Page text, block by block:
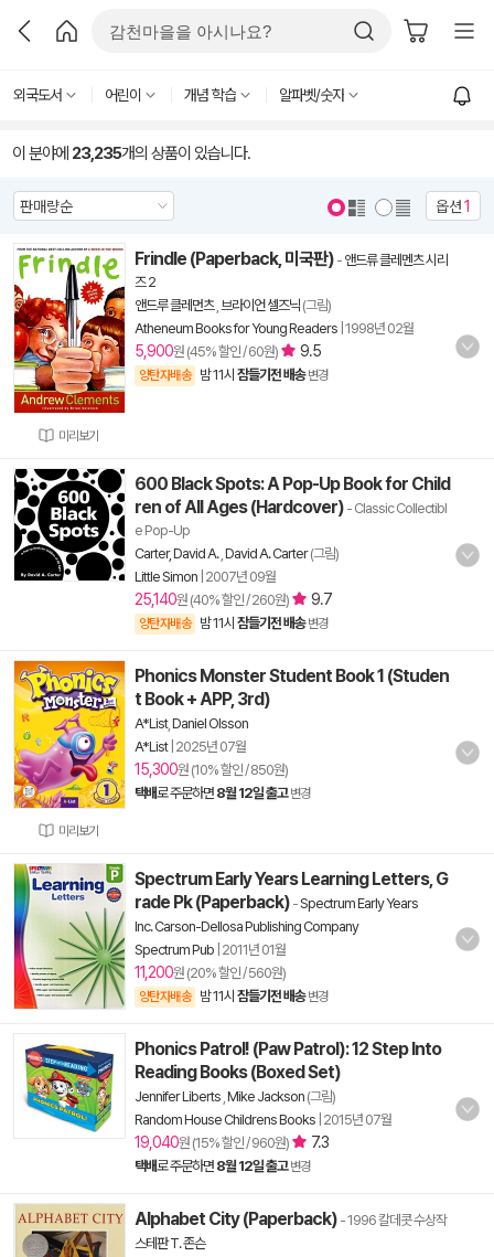
외국도서 어린이 개념 학습 알파벳/숫자
이 분야에 23,235개의 상품이 있습니다.
옵션1
미리보기
Frindle (Paperback, 미국판) - 앤드류 클레멘츠 시리
즈 2
앤드루 클레먼츠, 브라이언 셀즈닉 (그림)
Atheneum Books for Young Readers 1998년 02월
5,900원 (45% 할인 / 60원) 9.5
양탄자배송 밤 11시 잠들기전 배송 변경
600 Black Spots: A Pop-Up Book for Child
ren of All Ages (Hardcover) - Classic Collectibl
e Pop-Up
Carter, David A., David A. Carter(그림)
Little Simon 2007년 09월
25,140원 (40% 할인 / 260원) 9.7
양탄자배송 밤 11시 잠들기전 배송 변경
미리보기
Phonics Monster Student Book 1 (Studen
t Book + APP, 3rd)
A*List, Daniel Olsson
A*List| 2025년 07월
15,300원 (10% 할인 / 850원)
택배로 주문하면 8월 12일 출고 변경
Spectrum Early Years Learning Letters, G
rade Pk (Paperback) -Spectrum Early Years
Inc. Carson-Dellosa Publishing Company
Spectrum Pub 2011년 01월
11,200원 (20% 할인 / 560원)
양탄자배송 밤 11시 잠들기전 배송 변경
Phonics Patrol! (Paw Patrol): 12 Step Into
Reading Books (Boxed Set)
Jennifer Liberts Mike Jackson (그림)
Random House Childrens Books 2015년 07월
19,040원 (15% 할인 / 960원) 7.3
택배로 주문하면 8월 12일 출고 변경
Alphabet City (Paperback) - 1996 칼데콧 수상작
스테판 T. 존슨